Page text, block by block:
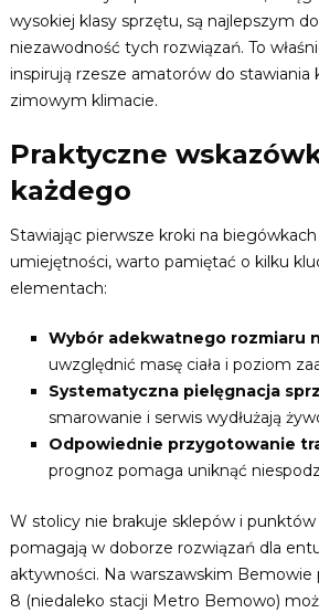
wysokiej klasy sprzętu, są najlepszym
niezawodność tych rozwiązań. To
inspirują rzesze amatorów do stawiania
zimowym klimacie.
Praktyczne
każdego
Stawiając pierwsze kroki na
umiejętności, warto pamiętać o kilku
elementach:
Wybór adekwatnego rozmiaru
uwzględnić masę ciała i poziom
Systematyczna pielęgnacja
smarowanie i serwis wydłużają
Odpowiednie przygotowanie
prognoz pomaga uniknąć
W stolicy nie brakuje sklepów i
pomagają w doborze rozwiązań dla
aktywności. Na warszawskim Bemowie
8 (niedaleko stacji Metro Bemowo)